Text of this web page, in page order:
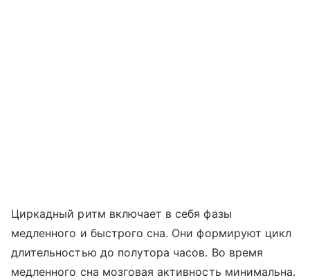
Циркадный ритм включает в себя фазы
медленного и быстрого сна. Они формируют цикл
длительностью до полутора часов. Во время
медленного сна мозговая активность минимальна.